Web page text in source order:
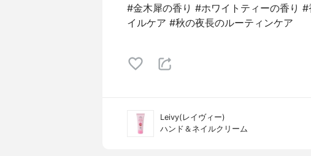
#金木犀の香り #ホワイトティーの香り
イルケア #秋の夜長のルーティンケア
Leivy(レイヴィー)
ハンド＆ネイルクリーム